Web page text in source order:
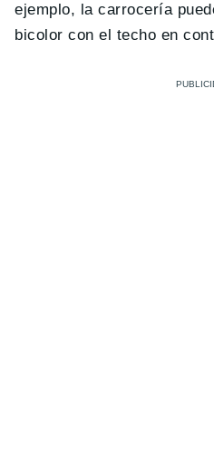
ejemplo, la carrocería
bicolor con el techo en